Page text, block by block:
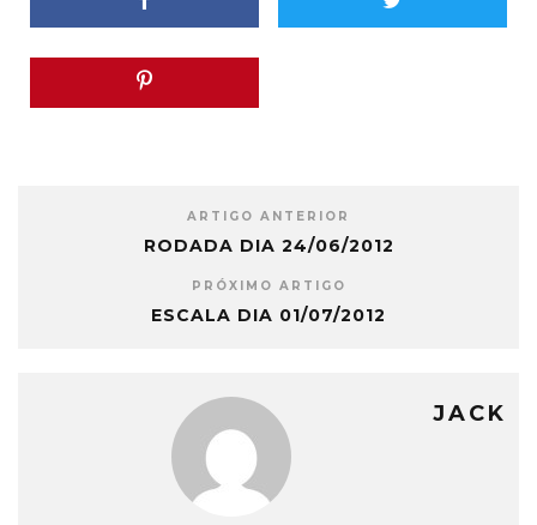
ARTIGO ANTERIOR
RODADA DIA 24/06/2012
PRÓXIMO ARTIGO
ESCALA DIA 01/07/2012
JACK